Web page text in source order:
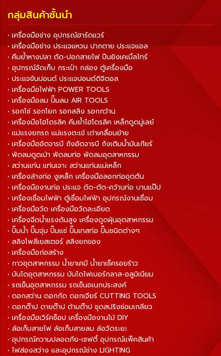
กลุ่มสินค้าชั้นนำ
• เครื่องมือช่าง อุปกรณ์ฮาร์ดแวร์
• เครื่องมือช่าง ประแจแหวน ปากตาย ประแจแอล
• คีมย้ำหางปลา ตัด-ปอกสายไฟ ปืนยิงเคเบิ้ลไทร์
• อุปกรณ์จัดเก็บ กระเป๋า กล่อง ตู้เครื่องมือ
• ประแจขันปอนด์ ประแจปอนด์ดิจิตอล
• เครื่องมือไฟฟ้า POWER TOOLS
• เครื่องมือลม ปั๊มลม AIR TOOLS
• รอกโซ่ รอกโยก รอกสลิง รอกกว้าน
• เครื่องมือไฮโดรลิค คีมย้ำไฮโดรลิค เหล็กดูดมู่เลย์
• แม่แรงยกรถ แม่แรงตะเข้ เต่าเคลื่อนย้าย
• เครื่องมืออัดจารบี ถังอัดจารบี ถังเติมน้ำมันเกียร์
• พัดลมดูดเป่า พัดลมท่อ พัดลมอุตสาหกรรม
• สว่านแท่น แท่นเจาะ สว่านแท่นแม่เหล็ก
• เครื่องล้างท่อ งูเหล็ก เครื่องมือลอกท่ออุดตัน
• เครื่องมืองานท่อ ประแจ ดัด-ตัด-คว้านท่อ บานแป๊ป
• เครื่องเชื่อมไฟฟ้า ตู้เชื่อมไฟฟ้า อุปกรณ์งานเชื่อม
• เครื่องมือวัด เครื่องมือวัดละเอียด
• เครื่องฉีดน้ำแรงดันสูง เครื่องดูดฝุ่นอุตสาหกรรม
• ปั๊มน้ำ ปั๊มจุ่ม ปั๊มแช่ ปั๊มเทสท่อ ปั๊มชนิดต่างๆ
• สลิงโพลีเยสเตอร์ สลิงยกของ
• เครื่องมือก่อสร้าง
• กาวอุตสาหกรรม น้ำยาเคมี น้ำยาเช็ครอยร้าว
• บันไดอุตสาหกรรม บันไดไฟเบอร์กลาส-อลูมิเนียม
• รถเข็นอุตสาหกรรม รถเข็นอเนกประสงค์
• ดอกสว่าน ดอกกัด ดอกเจียร์ CUTTING TOOLS
• ดอกต๊าป ดายต๊าป ด้ามต๊าป ชุดสปริงซ่อมเกลียว
• เครื่องมือเวิร์คช็อป เครื่องมืองานไม้ DIY
• ล้อเก็บสายไฟ ล้อเก็บสายลม ล้อวัดระยะ
• อุปกรณ์ความปลอดภัย-เซฟตี้ อุปกรณ์แพ็คสินค้า
• ไฟส่องสว่าง และอุปกรณ์ช่าง LIGHTING